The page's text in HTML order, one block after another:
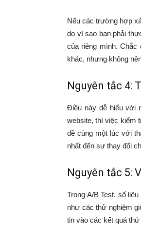
Nếu các trường hợp
do vì sao bạn phải
của riêng mình.
khác, nhưng không
Nguyên tắc 4:
Điều này dễ hiểu với
website, thì việc kiểm
đề cùng một lúc với
nhất đến sự thay đổi
Nguyên tắc 5:
Trong A/B Test, số
như các thử nghiệm
tin vào các kết quả